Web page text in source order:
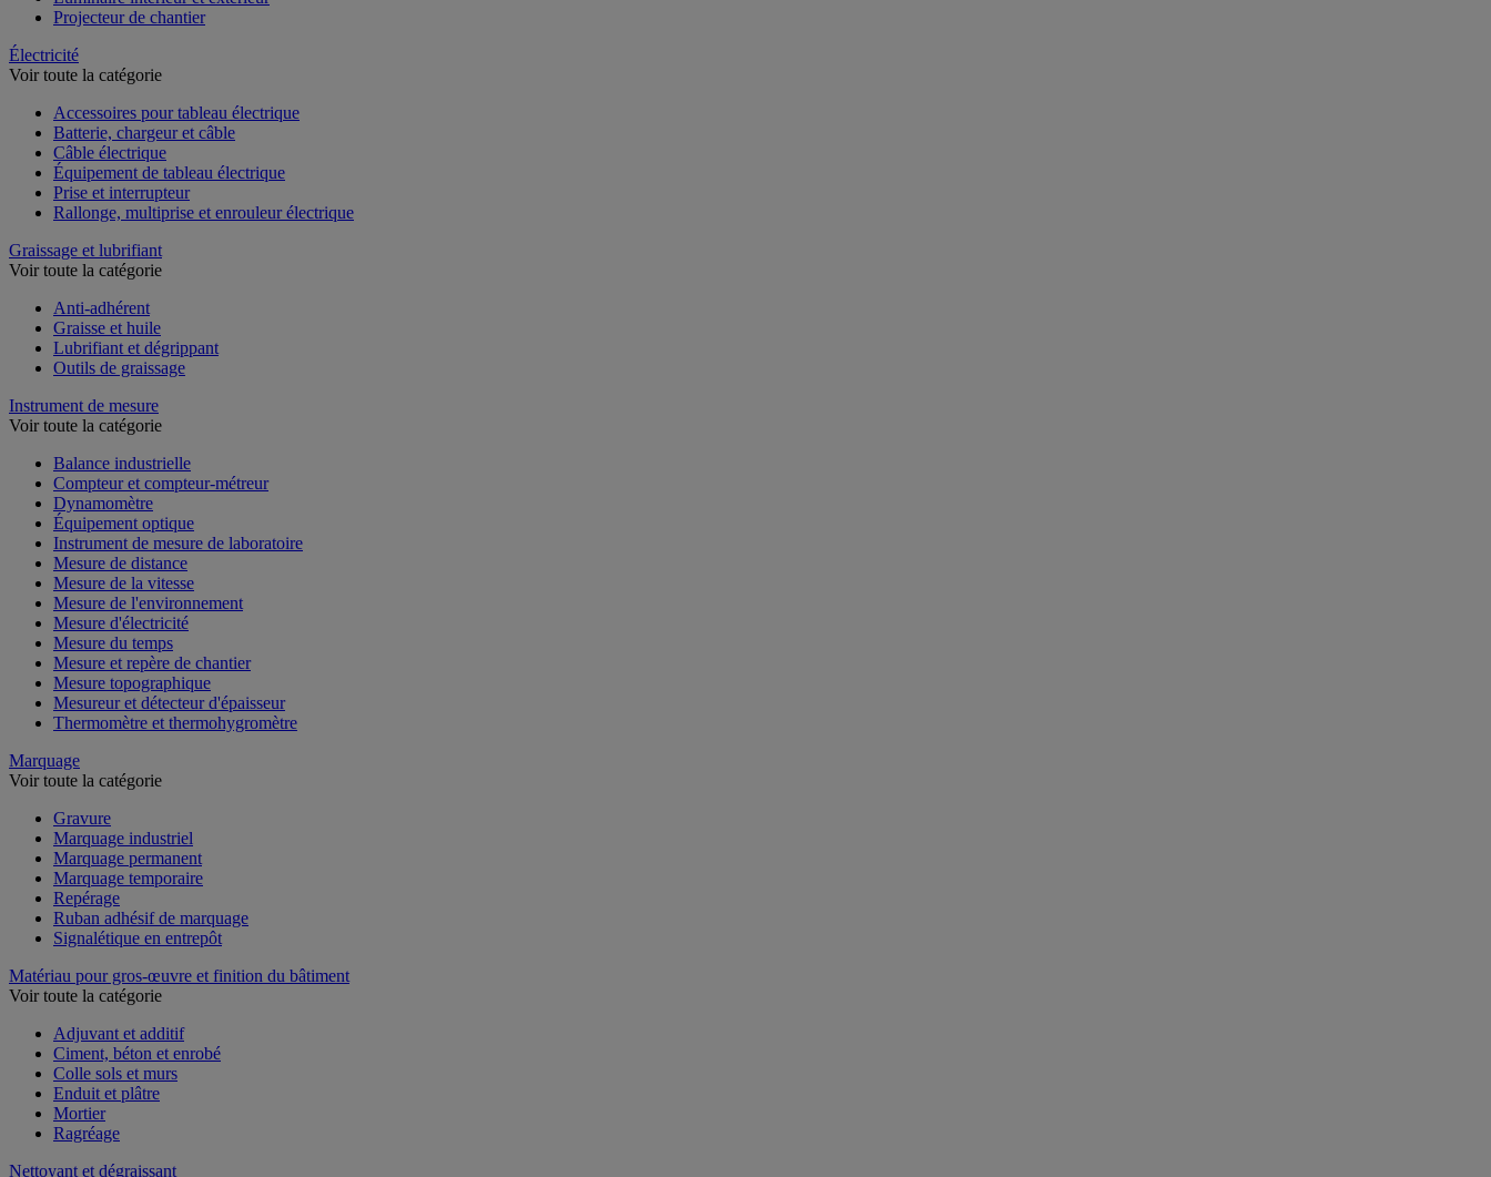
Luminaire intérieur et extérieur
Électricité
Accessoires pour tableau électrique
Batterie, chargeur et câble
Câble électrique
Équipement de tableau électrique
Prise et interrupteur
Graissage et lubrifiant
Anti-adhérent
Graisse et huile
Lubrifiant et dégrippant
Instrument de mesure
Balance industrielle
Compteur et compteur-métreur
Dynamomètre
Équipement optique
Instrument de mesure de laboratoire
Mesure de distance
Mesure de la vitesse
Mesure de l'environnement
Mesure d'électricité
Mesure du temps
Mesure et repère de chantier
Mesure topographique
Mesureur et détecteur d'épaisseur
Marquage
Gravure
Marquage industriel
Marquage permanent
Marquage temporaire
Repérage
Ruban adhésif de marquage
Matériau pour gros-œuvre et finition du bâtiment
Adjuvant et additif
Ciment, béton et enrobé
Colle sols et murs
Enduit et plâtre
Mortier